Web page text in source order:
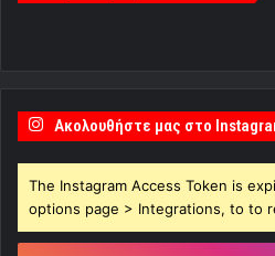
Ακολουθήστε μας στο
The Instagram Access Token is
options page > Integrations, to to